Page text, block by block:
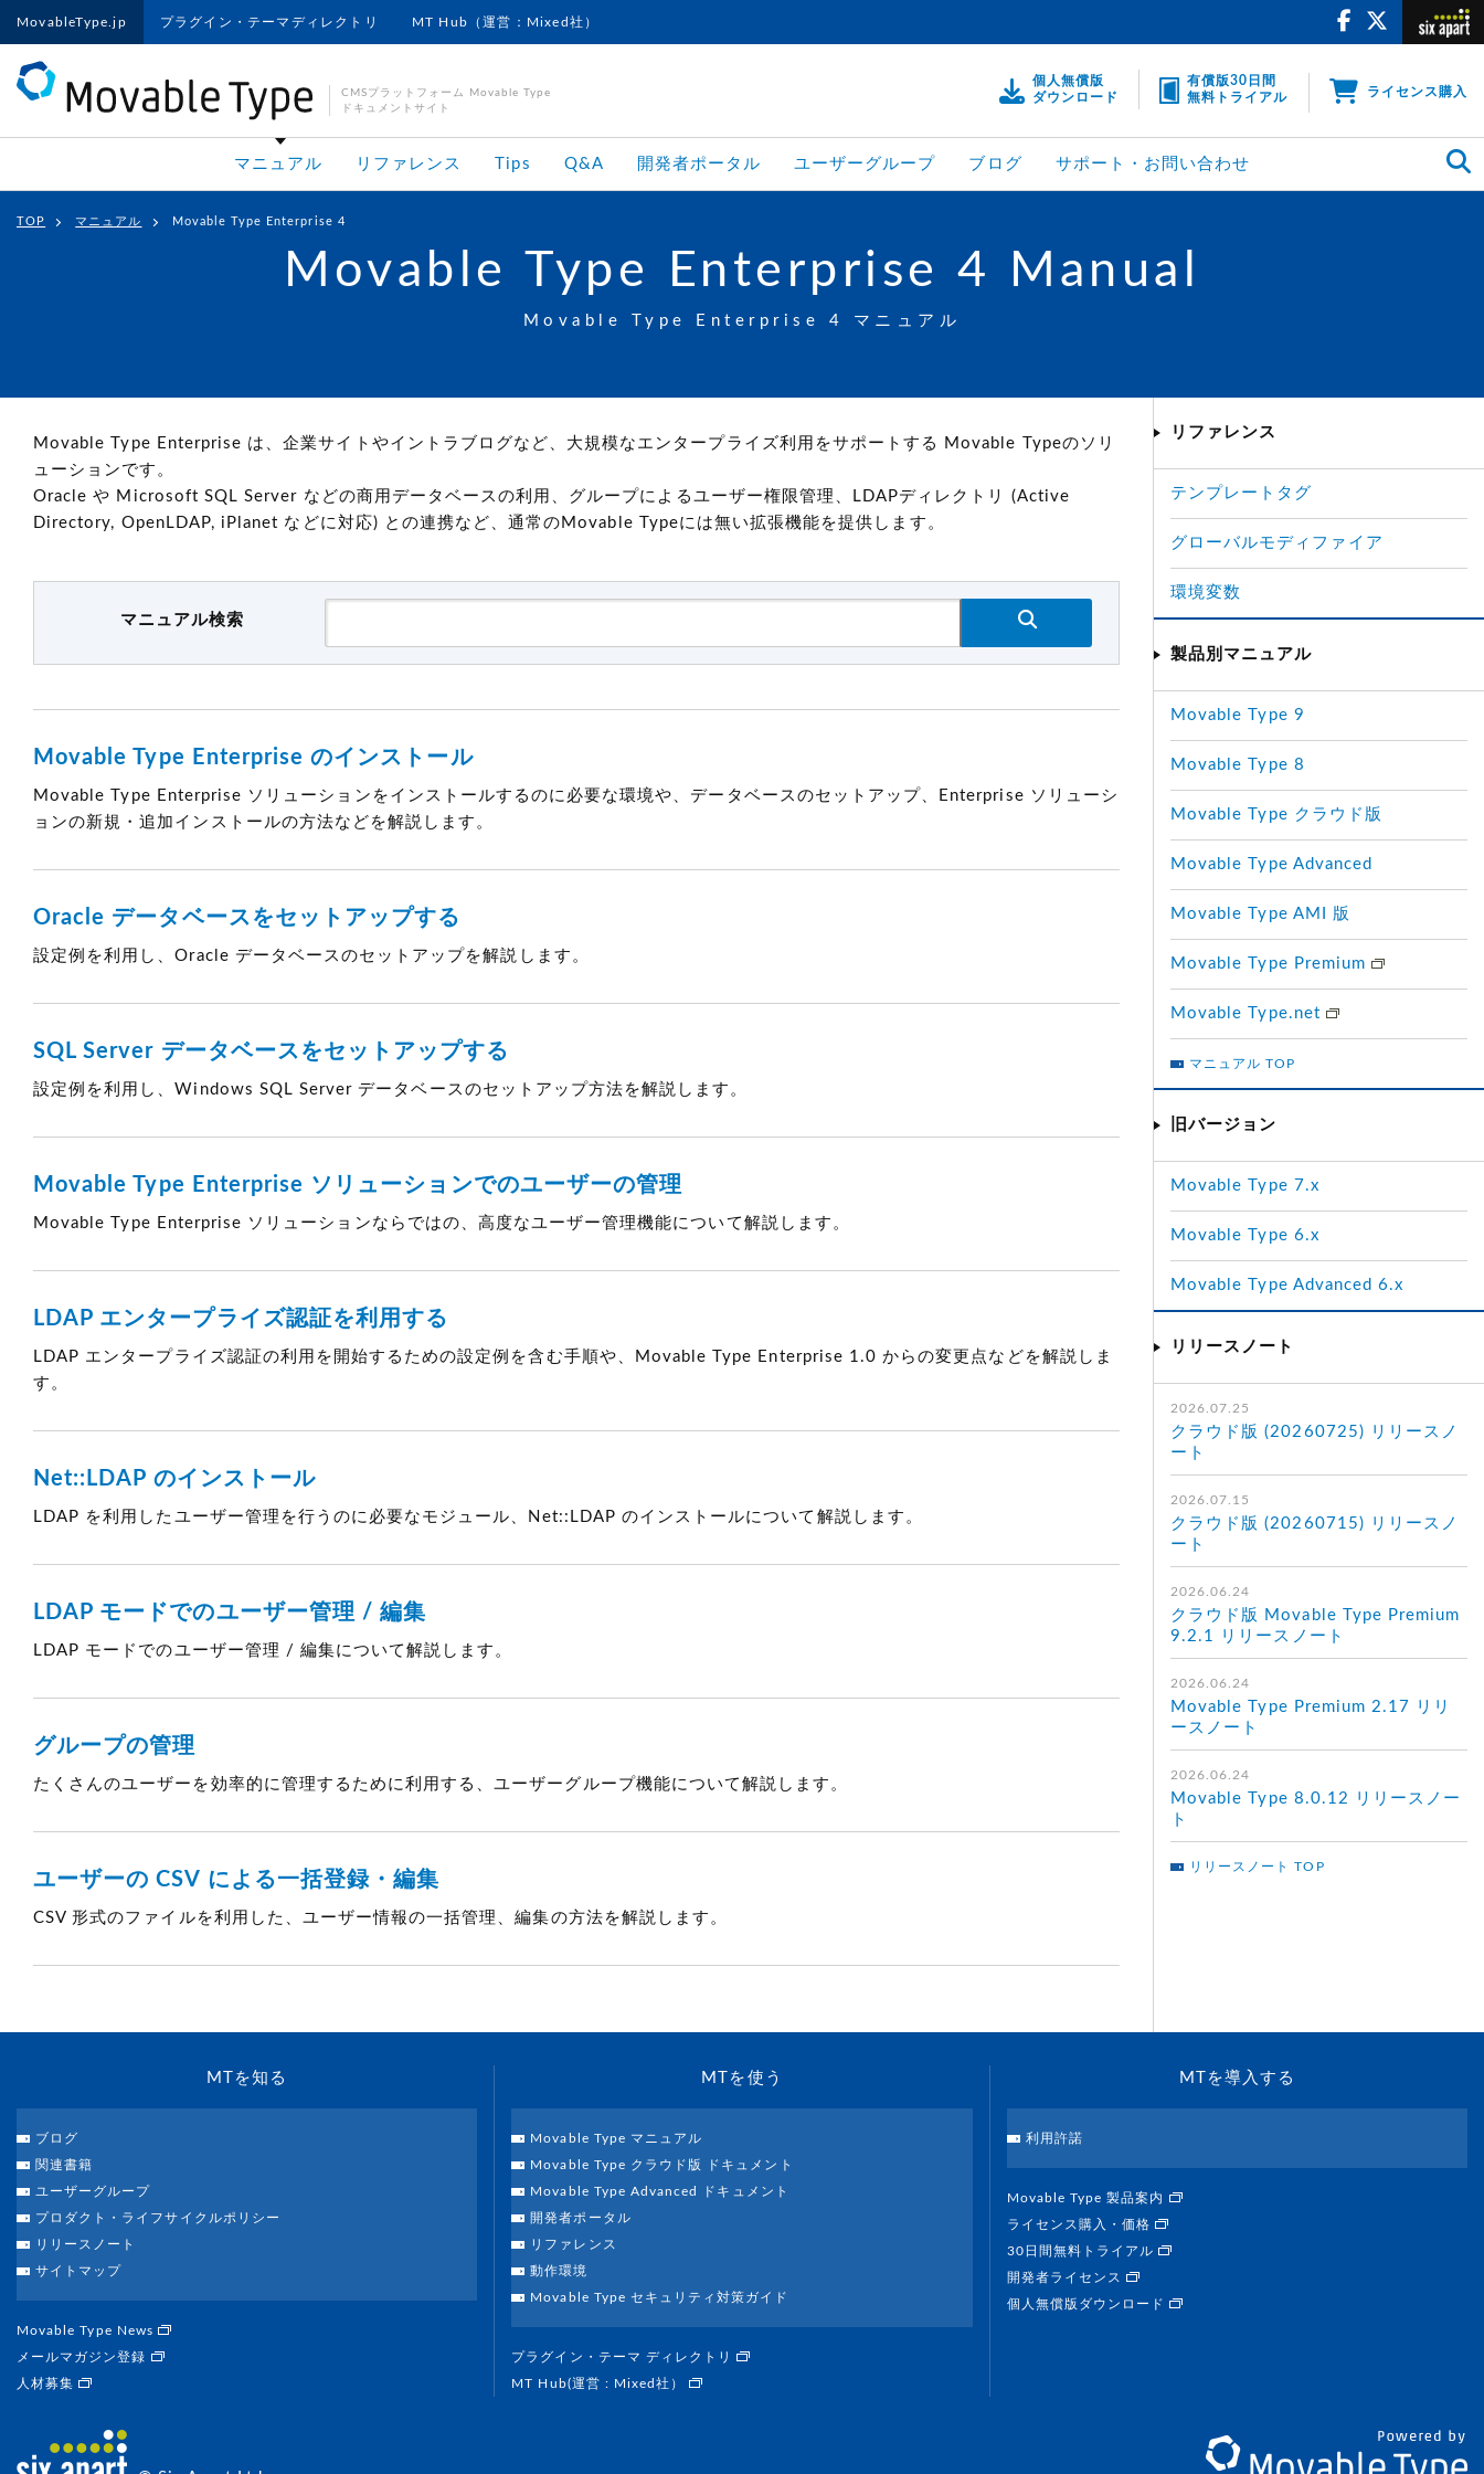
MovableType.jp プラグイン・テーマディレクトリ MT Hub（運営：Mixed社）
CMSプラットフォーム Movable Type
ドキュメントサイト
個人無償版
ダウンロード
有償版30日間
無料トライアル
ライセンス購入
マニュアル リファレンス Tips Q&A 開発者ポータル ユーザーグループ ブログ サポート・お問い合わせ
TOP マニュアル Movable Type Enterprise 4
Movable Type Enterprise 4 Manual
Movable Type Enterprise 4 マニュアル
Movable Type Enterprise は、企業サイトやイントラブログなど、大規模なエンタープライズ利用をサポートする Movable Typeのソリ
ューションです。
Oracle や Microsoft SQL Server などの商用データベースの利用、グループによるユーザー権限管理、LDAPディレクトリ (Active
Directory, OpenLDAP, iPlanet などに対応) との連携など、通常のMovable Typeには無い拡張機能を提供します。
マニュアル検索
Movable Type Enterprise のインストール
Movable Type Enterprise ソリューションをインストールするのに必要な環境や、データベースのセットアップ、Enterprise ソリューシ
ョンの新規・追加インストールの方法などを解説します。
Oracle データベースをセットアップする
設定例を利用し、Oracle データベースのセットアップを解説します。
SQL Server データベースをセットアップする
設定例を利用し、Windows SQL Server データベースのセットアップ方法を解説します。
Movable Type Enterprise ソリューションでのユーザーの管理
Movable Type Enterprise ソリューションならではの、高度なユーザー管理機能について解説します。
LDAP エンタープライズ認証を利用する
LDAP エンタープライズ認証の利用を開始するための設定例を含む手順や、Movable Type Enterprise 1.0 からの変更点などを解説しま
す。
Net::LDAP のインストール
LDAP を利用したユーザー管理を行うのに必要なモジュール、Net::LDAP のインストールについて解説します。
LDAP モードでのユーザー管理 / 編集
LDAP モードでのユーザー管理 / 編集について解説します。
グループの管理
たくさんのユーザーを効率的に管理するために利用する、ユーザーグループ機能について解説します。
ユーザーの CSV による一括登録・編集
CSV 形式のファイルを利用した、ユーザー情報の一括管理、編集の方法を解説します。
リファレンス
テンプレートタグ
グローバルモディファイア
環境変数
製品別マニュアル
Movable Type 9
Movable Type 8
Movable Type クラウド版
Movable Type Advanced
Movable Type AMI 版
Movable Type Premium
Movable Type.net
マニュアル TOP
旧バージョン
Movable Type 7.x
Movable Type 6.x
Movable Type Advanced 6.x
リリースノート
2026.07.25
クラウド版 (20260725) リリースノ
ート
2026.07.15
クラウド版 (20260715) リリースノ
ート
2026.06.24
クラウド版 Movable Type Premium
9.2.1 リリースノート
2026.06.24
Movable Type Premium 2.17 リリ
ースノート
2026.06.24
Movable Type 8.0.12 リリースノー
ト
リリースノート TOP
MTを知る
ブログ
関連書籍
ユーザーグループ
プロダクト・ライフサイクルポリシー
リリースノート
サイトマップ
Movable Type News
メールマガジン登録
人材募集
MTを使う
Movable Type マニュアル
Movable Type クラウド版 ドキュメント
Movable Type Advanced ドキュメント
開発者ポータル
リファレンス
動作環境
Movable Type セキュリティ対策ガイド
プラグイン・テーマ ディレクトリ
MT Hub(運営 : Mixed社）
MTを導入する
利用許諾
Movable Type 製品案内
ライセンス購入・価格
30日間無料トライアル
開発者ライセンス
個人無償版ダウンロード